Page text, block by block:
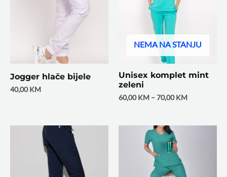
Jogger hlače bijele
40,00KM
NEMA NA STANJU
Unisex komplet mint
zeleni
60,00KM –70,00KM